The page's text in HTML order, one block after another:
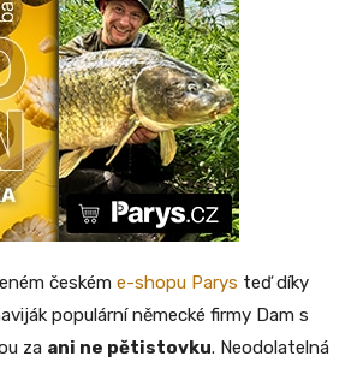
českém e-shopu Parys teď díky
populární německé firmy Dam s
za ani ne pětistovku. Neodolatelná